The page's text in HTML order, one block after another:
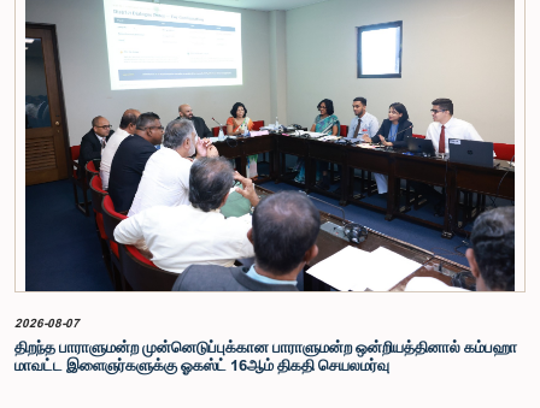
தேர்தல் சீர்திருத்தங்கள் தொடர்பாக விரிவான கலந்துரையாடல் இங்கு இடம்பெற்றது.உள்ளூராட்சி
மன்றத் தேர்தல் முறைக்காக கலப்பு தேர்தல் முறையை அறிமுகப்படுத்துதல், சிறு கட்சிகள் மற்றும்
சிறுபான்மை குழுக்களின் பிரதிநிதித்துவத்தை உறுதிப்படுத்துதல், பெண்களின் பிரதிநிதித்துவத்தை
மேம்படுத்துதல், மின்னணு வாக்களிப்பு முறையை அறிமுகப்படுத்துதல், முன்கூட்டியே வாக்களிக்கும்
வசதியை ஏற்படுத்துதல் உள்ளிட்ட பல்வேறு முன்மொழிவுகள் தொடர்பில் இக்கூட்டத்தில் விசேட கவனம்
செலுத்தப்பட்டது.மேலும், வெளிநாடுகளில் வாழும் இலங்கையர்களுக்கு வாக்களிக்கும் உரிமையை
வழங்குவது தொடர்பான முன்மொழிவுகளும் பரிசீலிக்கப்பட்டதுடன், அதற்குத் தேவையான சட்ட மற்றும்
நிர்வாக ஏற்பாடுகள் குறித்து மேலும் விரிவான ஆய்வு மேற்கொள்ள வேண்டியதன் அவசியமும்
வலியுறுத்தப்பட்டது.விசேட குழுவினால் நியமிக்கப்பட்டுள்ள நிபுணர் குழு, கிடைத்துள்ள 31
முன்மொழிவுகளையும் முந்தைய பாராளுமன்ற விசேட குழுக்களின் அறிக்கைகளையும் பகுப்பாய்வு
செய்து, நடைமுறைக்கு ஏற்ற பரிந்துரைகளைக் கொண்ட அறிக்கையொன்றைத் தயாரிக்கவுள்ளது.
அதனைத் தொடர்ந்து, அந்தப் பரிந்துரைகளை ஆராய்ந்து அடுத்தகட்ட நடவடிக்கைகளை முன்னெடுக்க
குழு தீர்மானித்தது.இக்கூட்டத்தில், குழு உறுப்பினரான அமைச்சர் கலாநிதி உபாலி பன்னிலகே மற்றும்
பாராளுமன்ற உறுப்பினர்களான ரவி கருணாநாயக்க, ருவந்திலக ஜயக்கொடி மற்றும் கதிரவேலு
சண்முகம் குகதாசன் ஆகியோர் கலந்துகொண்டனர்.
2026-08-07
திறந்த பாராளுமன்ற முன்னெடுப்புக்கான பாராளுமன்ற ஒன்றியத்தினால் கம்பஹா
மாவட்ட இளைஞர்களுக்கு ஓகஸ்ட் 16ஆம் திகதி செயலமர்வு